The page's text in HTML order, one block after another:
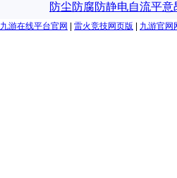
防尘防腐防静电自流平意
九游在线平台官网 雷火竞技网页版 九游官网